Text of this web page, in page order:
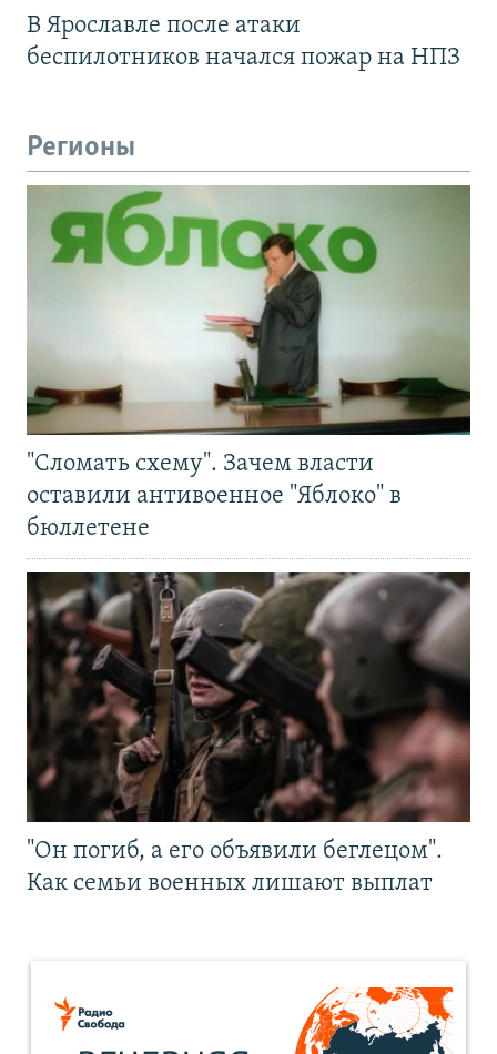
В Ярославле после атаки
беспилотников начался пожар на НПЗ
Регионы
"Сломать схему". Зачем власти
оставили антивоенное "Яблоко" в
бюллетене
"Он погиб, а его объявили беглецом".
Как семьи военных лишают выплат